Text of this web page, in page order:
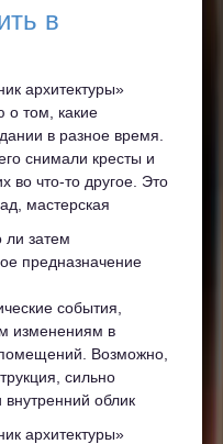
в
архитектуры»
том, какие
в разное время.
снимали кресты и
во что-то другое. Это
мастерская
ли затем
предназначение
события,
изменениям в
Возможно,
сильно
облик
архитектуры»